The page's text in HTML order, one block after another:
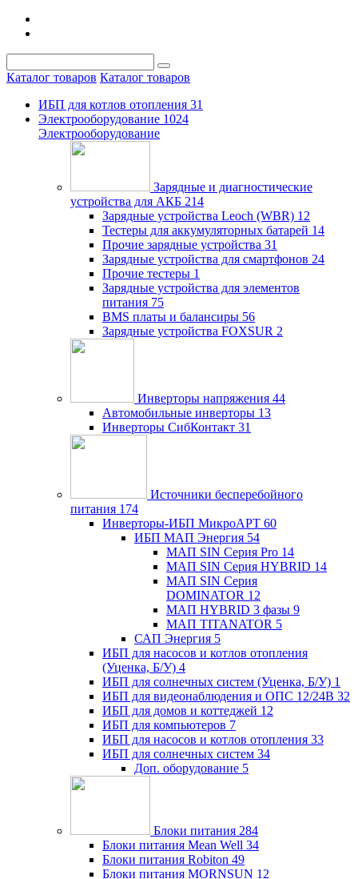
Каталог товаров Каталог товаров
ИБП для котлов отопления 31
Электрооборудование 1024
Электрооборудование
Зарядные и диагностические
устройства для АКБ 214
Зарядные устройства Leoch (WBR) 12
Тестеры для аккумуляторных батарей 14
Прочие зарядные устройства 31
Зарядные устройства для смартфонов 24
Прочие тестеры 1
Зарядные устройства для элементов
питания 75
BMS платы и балансиры 56
Зарядные устройства FOXSUR 2
Инверторы напряжения 44
Автомобильные инверторы 13
Инверторы СибКонтакт 31
Источники бесперебойного
питания 174
Инверторы-ИБП МикроАРТ 60
ИБП МАП Энергия 54
МАП SIN Серия Pro 14
МАП SIN Серия HYBRID 14
МАП SIN Серия
DOMINATOR 12
МАП HYBRID 3 фазы 9
МАП TITANATOR 5
САП Энергия 5
ИБП для насосов и котлов отопления
(Уценка, Б/У) 4
ИБП для солнечных систем (Уценка, Б/У) 1
ИБП для видеонаблюдения и ОПС 12/24В 32
ИБП для домов и коттеджей 12
ИБП для компьютеров 7
ИБП для насосов и котлов отопления 33
ИБП для солнечных систем 34
Доп. оборудование 5
Блоки питания 284
Блоки питания Mean Well 34
Блоки питания Robiton 49
Блоки питания MORNSUN 12